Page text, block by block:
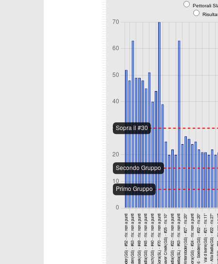
Pettorali